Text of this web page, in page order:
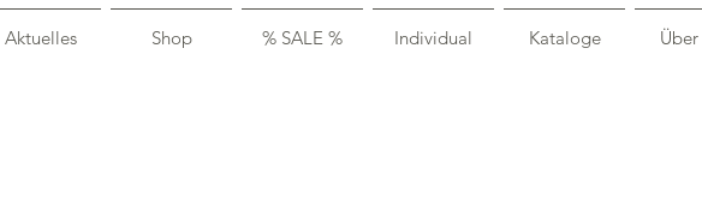
Aktuelles Shop % SALE % Individual Kataloge Über